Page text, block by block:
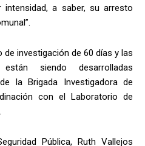
a saber, su arresto
investigación de 60 días y las
están siendo desarrolladas
la Brigada Investigadora de
con el Laboratorio de
Pública, Ruth Vallejos